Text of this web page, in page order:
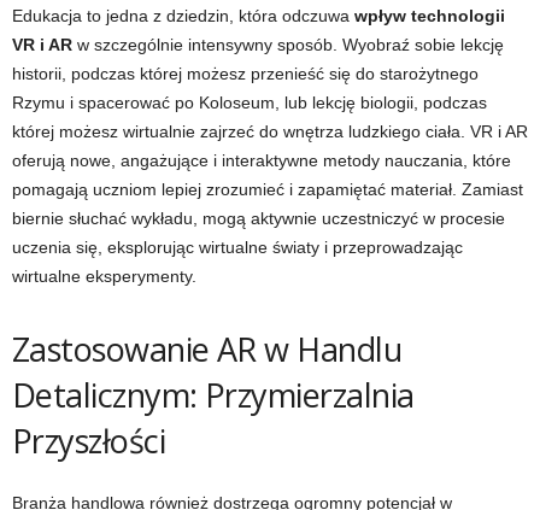
Edukacja to jedna z dziedzin, która odczuwa wpływ technologii
VR i AR w szczególnie intensywny sposób. Wyobraź sobie lekcję
historii, podczas której możesz przenieść się do starożytnego
Rzymu i spacerować po Koloseum, lub lekcję biologii, podczas
której możesz wirtualnie zajrzeć do wnętrza ludzkiego ciała. VR i AR
oferują nowe, angażujące i interaktywne metody nauczania, które
pomagają uczniom lepiej zrozumieć i zapamiętać materiał. Zamiast
biernie słuchać wykładu, mogą aktywnie uczestniczyć w procesie
uczenia się, eksplorując wirtualne światy i przeprowadzając
wirtualne eksperymenty.
Zastosowanie AR w Handlu
Detalicznym: Przymierzalnia
Przyszłości
Branża handlowa również dostrzega ogromny potencjał w